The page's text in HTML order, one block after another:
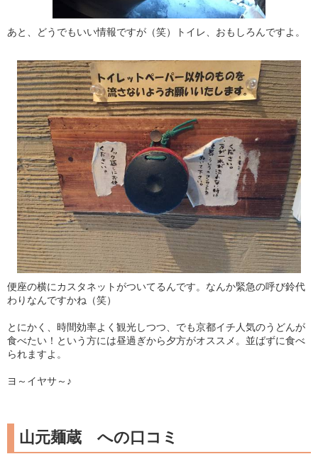
あと、どうでもいい情報ですが（笑）トイレ、おもしろんですよ。
便座の横にカスタネットがついてるんです。なんか緊急の呼び鈴代
わりなんですかね（笑）
とにかく、時間効率よく観光しつつ、でも京都イチ人気のうどんが
食べたい！という方には昼過ぎから夕方がオススメ。並ばずに食べ
られますよ。
ヨ～イヤサ～♪
山元麺蔵 への口コミ